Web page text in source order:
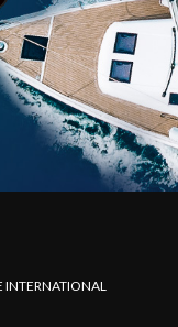
INTERNATIONAL